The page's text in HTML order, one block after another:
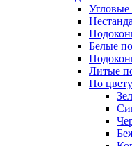
Угловые
Белые
Литые
По цвету